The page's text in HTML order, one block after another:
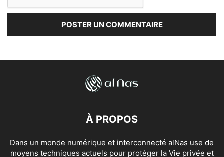
À PROPOS
Dans un monde numérique et interconnecté alNas use de
moyens techniques actuels pour protéger la Vie privée et